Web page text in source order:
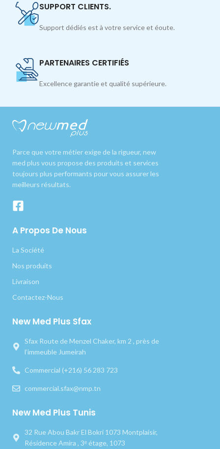
SUPPORT CLIENTS.
Support dédiés est à votre service et éoute.
PARTENAIRES CERTIFIÉS
Excellence garantie et qualité supérieure.
Parce que votre métier exige de la rigueur, new
med plus vous propose des produits et services
toujours plus performants pour vous assurer les
meilleurs résultats.
A Propos De Nous
La Société
Nos produits
Livraison
Contactez-Nous
New Med Plus Sfax
Sfax Route de Menzel Chaker, km 2 , près de
l’immeuble Jumeirah
Commercial (+216) 56 283 723
commercial.sfax@nmp.tn
New Med Plus Tunis
32 Rue Abou Bakr El Bokri 1073 Montplaisir,
Résidence Amira , 3ᵉ étage, 1073